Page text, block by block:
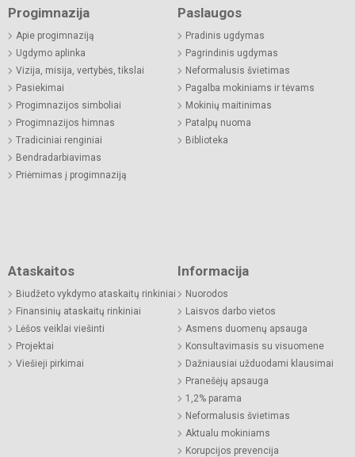
Progimnazija
Apie progimnaziją
Ugdymo aplinka
Vizija, misija, vertybės, tikslai
Pasiekimai
Progimnazijos simboliai
Progimnazijos himnas
Tradiciniai renginiai
Bendradarbiavimas
Priėmimas į progimnaziją
Paslaugos
Pradinis ugdymas
Pagrindinis ugdymas
Neformalusis švietimas
Pagalba mokiniams ir tėvams
Mokinių maitinimas
Patalpų nuoma
Biblioteka
Ataskaitos
Biudžeto vykdymo ataskaitų rinkiniai
Finansinių ataskaitų rinkiniai
Lėšos veiklai viešinti
Projektai
Viešieji pirkimai
Informacija
Nuorodos
Laisvos darbo vietos
Asmens duomenų apsauga
Konsultavimasis su visuomene
Dažniausiai užduodami klausimai
Pranešėjų apsauga
1,2% parama
Neformalusis švietimas
Aktualu mokiniams
Korupcijos prevencija